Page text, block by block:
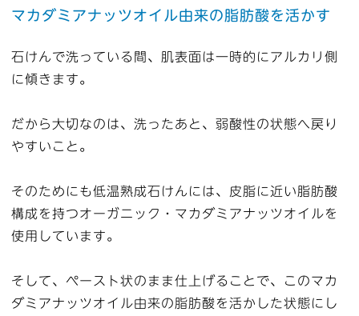
マカダミアナッツオイル由来の脂肪酸を活かす
石けんで洗っている間、肌表面は一時的にアルカリ側
に傾きます。
だから大切なのは、洗ったあと、弱酸性の状態へ戻り
やすいこと。
そのためにも低温熟成石けんには、皮脂に近い脂肪酸
構成を持つオーガニック・マカダミアナッツオイルを
使用しています。
そして、ペースト状のまま仕上げることで、このマカ
ダミアナッツオイル由来の脂肪酸を活かした状態にし